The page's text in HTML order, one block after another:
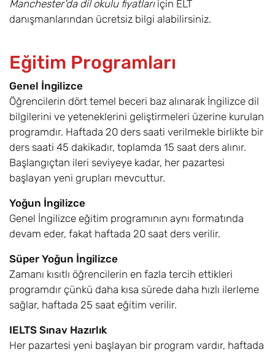
Manchester’da dil okulu fiyatlarıiçin ELT
danışmanlarından ücretsiz bilgi alabilirsiniz.
Eğitim Programları
Genel İngilizce
Öğrencilerin dört temel beceri baz alınarak İngilizce dil
bilgilerini ve yeteneklerini geliştirmeleri üzerine kurulan
programdır. Haftada 20 ders saati verilmekle birlikte bir
ders saati 45 dakikadır, toplamda 15 saat ders alınır.
Başlangıçtan ileri seviyeye kadar, her pazartesi
başlayan yeni grupları mevcuttur.
Yoğun İngilizce
Genel İngilizce eğitim programının aynı formatında
devam eder, fakat haftada 20 saat ders verilir.
Süper Yoğun İngilizce
Zamanı kısıtlı öğrencilerin en fazla tercih ettikleri
programdır çünkü daha kısa sürede daha hızlı ilerleme
sağlar, haftada 25 saat eğitim verilir.
IELTS Sınav Hazırlık
Her pazartesi yeni başlayan bir program vardır, haftada